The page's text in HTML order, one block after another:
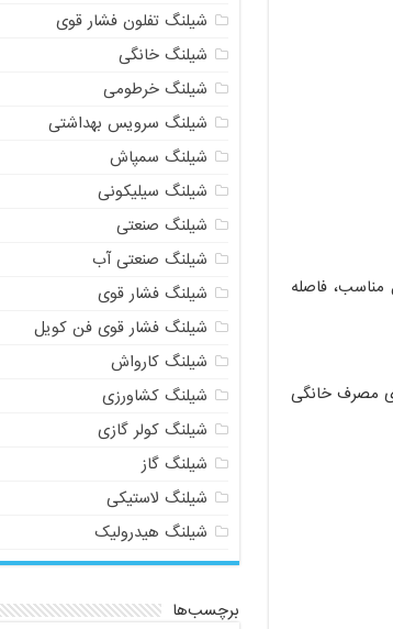
انتخاب طول مناسب، فاصله
رایج‌ترین گزینه برای مصرف خانگی
شیلنگ تفلون فشار قوی
شیلنگ خانگی
شیلنگ خرطومی
شیلنگ سرویس بهداشتی
شیلنگ سمپاش
شیلنگ سیلیکونی
شیلنگ صنعتی
شیلنگ صنعتی آب
شیلنگ فشار قوی
شیلنگ فشار قوی فن کویل
شیلنگ کارواش
شیلنگ کشاورزی
شیلنگ کولر گازی
شیلنگ گاز
شیلنگ لاستیکی
شیلنگ هیدرولیک
برچسب‌ها